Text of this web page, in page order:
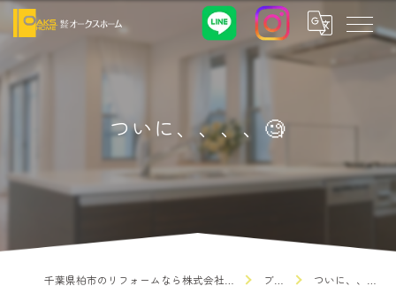
ついに、、、、🧐
ブログ ついに、、、、🧐